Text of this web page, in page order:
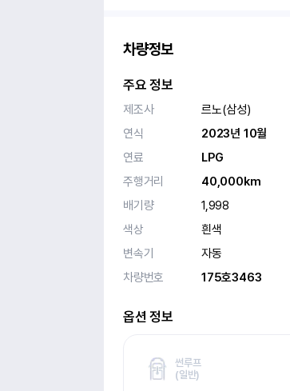
차량정보
주요 정보
제조사
르노(삼성)
연식
2023년 10월
연료
LPG
주행거리
40,000km
배기량
1,998
색상
흰색
변속기
자동
차량번호
175호3463
옵션 정보
썬루프
(일반)